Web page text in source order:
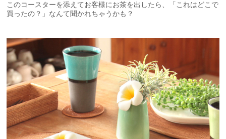
このコースターを添えてお客様にお茶を出したら、「これはどこで
買ったの？」なんて聞かれちゃうかも？